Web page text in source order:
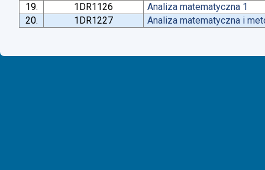
19.
1DR1126
Analiza matematyczna 1
20.
1DR1227 Analiza matematyczna i